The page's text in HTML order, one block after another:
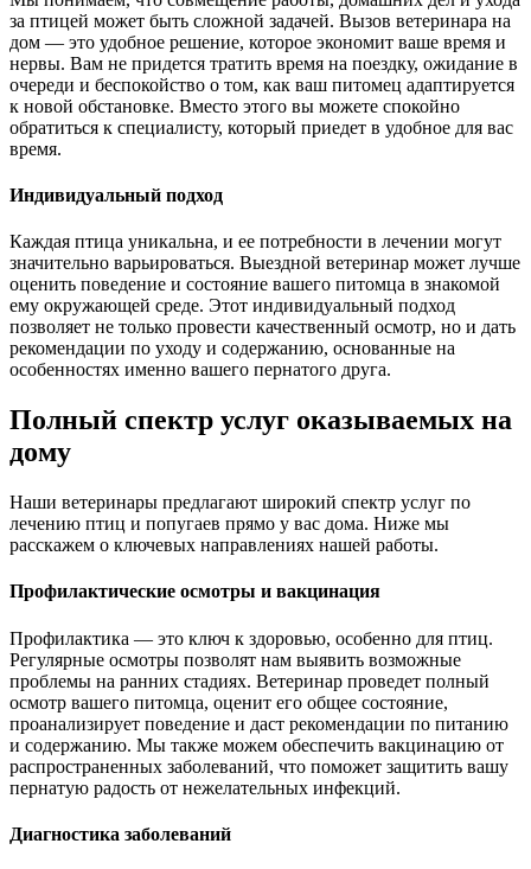
за птицей может быть сложной задачей. Вызов ветеринара на
дом — это удобное решение, которое экономит ваше время и
нервы. Вам не придется тратить время на поездку, ожидание в
очереди и беспокойство о том, как ваш питомец адаптируется
к новой обстановке. Вместо этого вы можете спокойно
обратиться к специалисту, который приедет в удобное для вас
время.
Индивидуальный подход
Каждая птица уникальна, и ее потребности в лечении могут
значительно варьироваться. Выездной ветеринар может лучше
оценить поведение и состояние вашего питомца в знакомой
ему окружающей среде. Этот индивидуальный подход
позволяет не только провести качественный осмотр, но и дать
рекомендации по уходу и содержанию, основанные на
особенностях именно вашего пернатого друга.
Полный спектр услуг оказываемых на
дому
Наши ветеринары предлагают широкий спектр услуг по
лечению птиц и попугаев прямо у вас дома. Ниже мы
расскажем о ключевых направлениях нашей работы.
Профилактические осмотры и вакцинация
Профилактика — это ключ к здоровью, особенно для птиц.
Регулярные осмотры позволят нам выявить возможные
проблемы на ранних стадиях. Ветеринар проведет полный
осмотр вашего питомца, оценит его общее состояние,
проанализирует поведение и даст рекомендации по питанию
и содержанию. Мы также можем обеспечить вакцинацию от
распространенных заболеваний, что поможет защитить вашу
пернатую радость от нежелательных инфекций.
Диагностика заболеваний